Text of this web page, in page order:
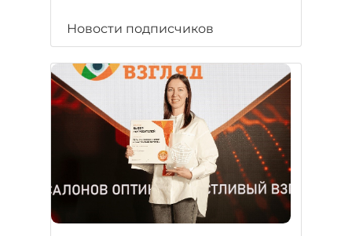
Новости подписчиков